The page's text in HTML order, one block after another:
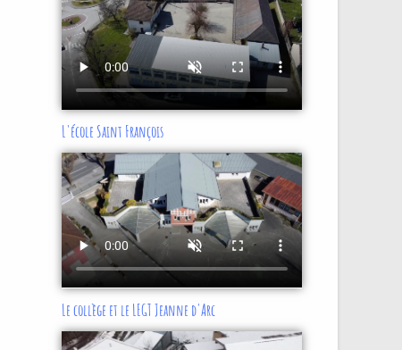
L'école Saint François
Le collège et le LEGT Jeanne d'Arc